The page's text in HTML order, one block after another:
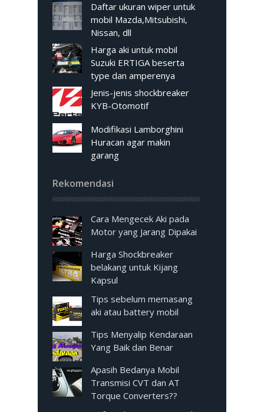
Daftar ukuran wiper untuk
mobil Mazda,Mitsubishi,
Nissan, dll
Harga aki untuk mobil
Suzuki ERTIGA beserta
type dan amperenya
Jenis-jenis shockbreaker
KYB-Otomotif
Modifikasi Lamborghini
Huracan agar makin
garang
Rekomendasi
Cara Mengecek Aki pada
Motor yang Jarang Dipakai
Harga Shockbreaker
belakang untuk Kijang
Kapsul
Tips sebelum memasang
aki atau battery mobil
Tips Menyalip Kendaraan
Yang Baik dan Benar
Apasih Bedanya Mobil
Transmisi CVT dan AT
Torque Converters??